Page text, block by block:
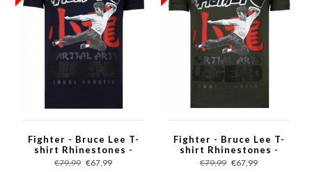
Fighter - Bruce Lee T-
shirt Rhinestones -
Navy
€79,99 €67,99
Fighter - Bruce Lee T-
shirt Rhinestones -
Khaki
€79,99 €67,99